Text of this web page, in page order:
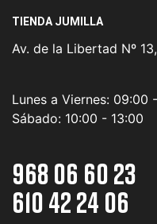
TIENDA JUMILLA
Av. de la Libertad Nº
Lunes a Viernes: 09:00
Sábado: 10:00 - 13:00
968 06 60 23
610 42 24 06